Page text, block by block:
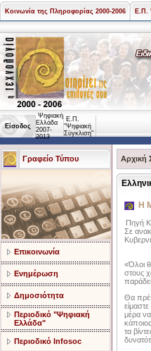
Κοινωνία της Πληροφορίας 2000-2006 Ε.Π.
Είσοδος
Ψηφιακή
Ελλάδα
2007-
2013
Ε.Π.
"Ψηφιακή
Σύγκλιση"
Γραφείο Τύπου
Επικοινωνία
Ενημέρωση
Δημοσιότητα
Περιοδικό "Ψηφιακή
Ελλάδα"
Περιοδικό Infosoc
Αρχική
H
Πηγή
Σε
«Όλοι
στους
Θα
μέρα
τα